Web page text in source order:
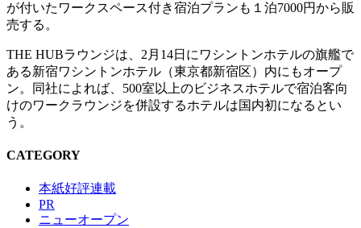
が付いたワークスペース付き宿泊プランも１泊7000円から販
売する。
THE HUBラウンジは、2月14日にワシントンホテルの旗艦で
ある新宿ワシントンホテル（東京都新宿区）内にもオープ
ン。同社によれば、500室以上のビジネスホテルで宿泊客向
けのワークラウンジを併設するホテルは国内初になるとい
う。
CATEGORY
本紙好評連載
PR
ニューオープン